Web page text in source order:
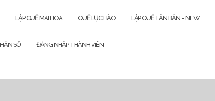
LẬP QUẺ MAI HOA QUẺ LỤC HÀO LẬP QUẺ TÂN BẢN – NEW
SỐ ĐĂNG NHẬP THÀNH VIÊN